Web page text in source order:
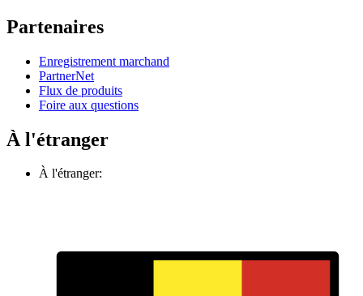
Partenaires
Enregistrement marchand
PartnerNet
Flux de produits
Foire aux questions
À l'étranger
À l'étranger: